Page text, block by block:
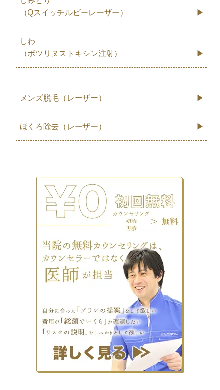
（Qスイッチルビーレーザー）
しわ
（ボツリヌストキシン注射）
メンズ脱毛（レーザー）
ほくろ除去（レーザー）